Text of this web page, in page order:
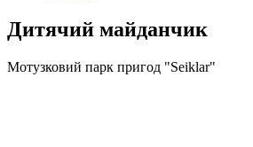
Дитячий майданчик
Мотузковий парк пригод "Seiklar"